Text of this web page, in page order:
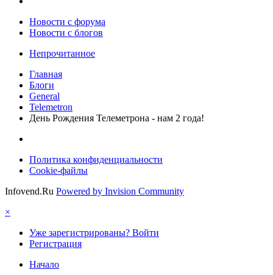
Новости c форума
Новости с блогов
Непрочитанное
Главная
Блоги
General
Telemetron
День Рождения Телеметрона - нам 2 года!
Политика конфиденциальности
Cookie-файлы
Infovend.Ru Powered by Invision Community
×
Уже зарегистрированы? Войти
Регистрация
Начало